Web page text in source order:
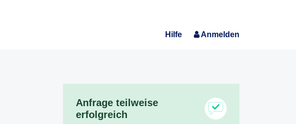
Hilfe Anmelden
Anfrage teilweise
erfolgreich